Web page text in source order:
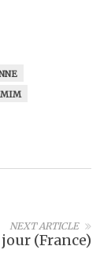
MIM
NEXT ARTICLE
(France)